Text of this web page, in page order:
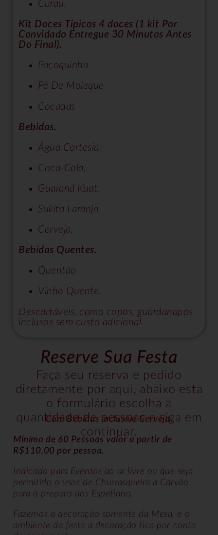
Curau,
Kit Doces Típicos 4 doces (1 kit Por
Convidado Entregue 30 Minutos Antes
Do Final).
Paçoquinha
Pé De Moleque
Cocadas
Bebidas.
Água Cortesia,
Coca-Cola,
Guaraná Kuat,
Sukita Laranja,
Cerveja,
Bebidas Quentes.
Quentão
Vinho Quente.
Descartáveis, como copos, guardanapos
inclusos sem custo adicional.
Reserve Sua Festa
Faça seu reserva e pedido
diretamente por aqui, abaixo esta
o formulário escolha a
quantidade de pessoas e siga em
continuar.
Com Bebidas inclusive Cerveja.
Mínimo de 60 Pessoas valor a partir de
R$110,00 por pessoa.
Indicado para Eventos ao ar livre ou que seja
permitido o usos de Churrasqueira a Carvão
para o preparo dos Espetinho.
Fazemos a decoração somente da Mesa, e o
ambiente da festa a decoração fica por conta